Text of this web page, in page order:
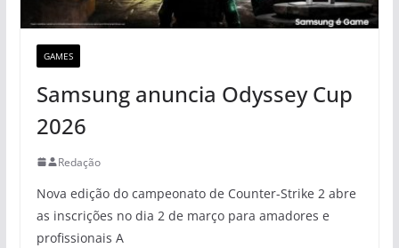
GAMES
Samsung anuncia Odyssey Cup
2026
Redação
Nova edição do campeonato de Counter-Strike 2 abre
as inscrições no dia 2 de março para amadores e
profissionais A